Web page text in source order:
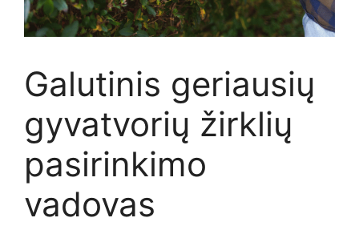
Galutinis geriausių
gyvatvorių žirklių
pasirinkimo
vadovas